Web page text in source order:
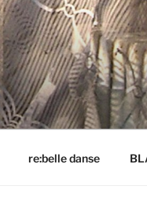
re:belle danse